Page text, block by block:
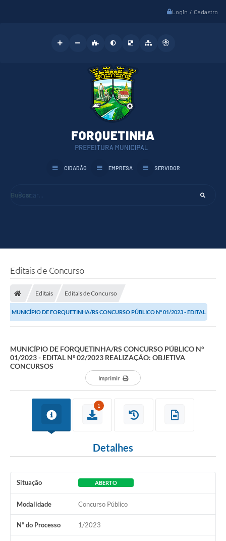
Login / Cadastro
Buscar...
CIDADÃO EMPRESA SERVIDOR
Editais de Concurso
Editais Editais de Concurso
MUNICÍPIO DE FORQUETINHA/RS CONCURSO PÚBLICO Nº 01/2023 - EDITAL
MUNICÍPIO DE FORQUETINHA/RS CONCURSO PÚBLICO Nº
01/2023 - EDITAL Nº 02/2023 REALIZAÇÃO: OBJETIVA
CONCURSOS
Imprimir
1
Detalhes
Situação ABERTO
Modalidade Concurso Público
Nº do Processo 1/2023